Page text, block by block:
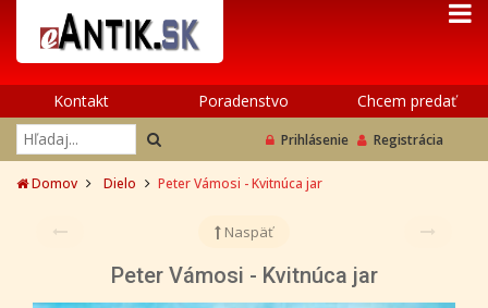
Kontakt Poradenstvo Chcem predať
Prihlásenie Registrácia
Domov Dielo Peter Vámosi - Kvitnúca jar
Naspäť
Peter Vámosi - Kvitnúca jar